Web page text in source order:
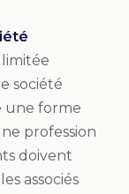
société
une forme
profession
doivent
associés